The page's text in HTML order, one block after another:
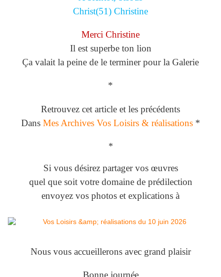
Christ(51) Christine
Merci Christine
Il est superbe ton lion
Ça valait la peine de le terminer pour la Galerie
*
Retrouvez cet article et les précédents
Dans Mes Archives Vos Loisirs & réalisations *
*
Si vous désirez partager vos œuvres
quel que soit votre domaine de prédilection
envoyez vos photos et explications à
Nous vous accueillerons avec grand plaisir
Bonne journée